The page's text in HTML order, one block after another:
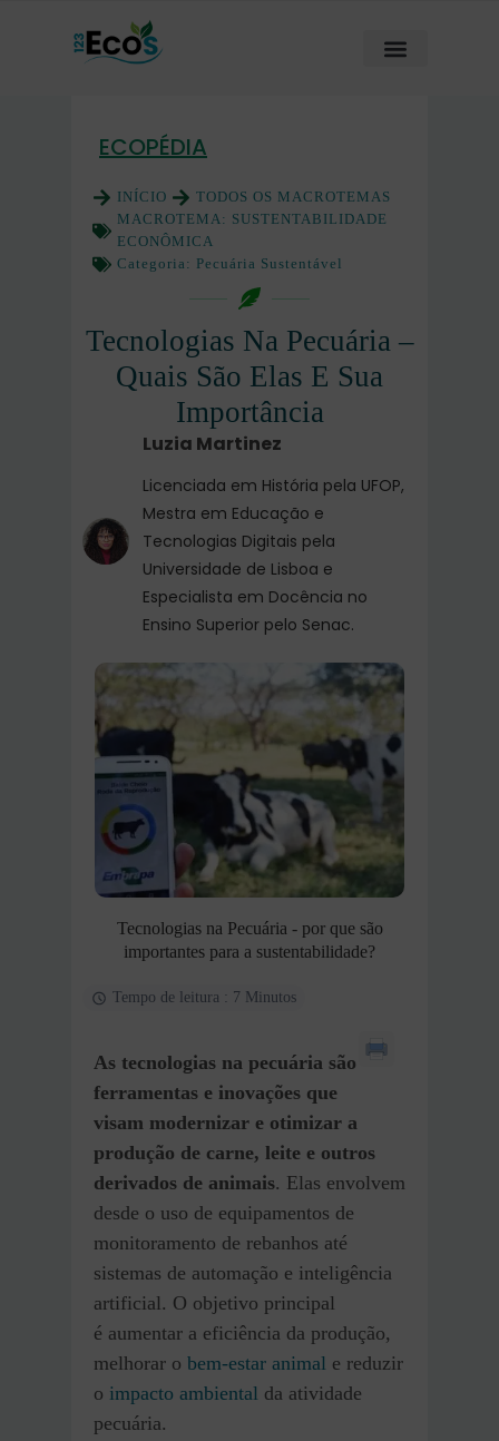
ECOPÉDIA
INÍCIO
TODOS OS MACROTEMAS
MACROTEMA: SUSTENTABILIDADE
ECONÔMICA
Categoria: Pecuária Sustentável
Tecnologias Na Pecuária –
Quais São Elas E Sua
Importância
Luzia Martinez
Licenciada em História pela UFOP,
Mestra em Educação e
Tecnologias Digitais pela
Universidade de Lisboa e
Especialista em Docência no
Ensino Superior pelo Senac.
Tecnologias na Pecuária - por que são
importantes para a sustentabilidade?
Tempo de leitura : 7 Minutos
As tecnologias na pecuária são
ferramentas e inovações que
visam modernizar e otimizar a
produção de carne, leite e outros
derivados de animais. Elas envolvem
desde o uso de equipamentos de
monitoramento de rebanhos até
sistemas de automação e inteligência
artificial. O objetivo principal
é aumentar a eficiência da produção,
melhorar o bem-estar animal e reduzir
o impacto ambiental da atividade
pecuária.